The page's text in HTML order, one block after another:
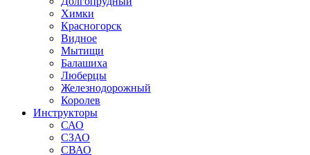
Химки
Красногорск
Видное
Мытищи
Балашиха
Люберцы
Железнодорожный
Королев
Инструкторы
САО
СЗАО
СВАО